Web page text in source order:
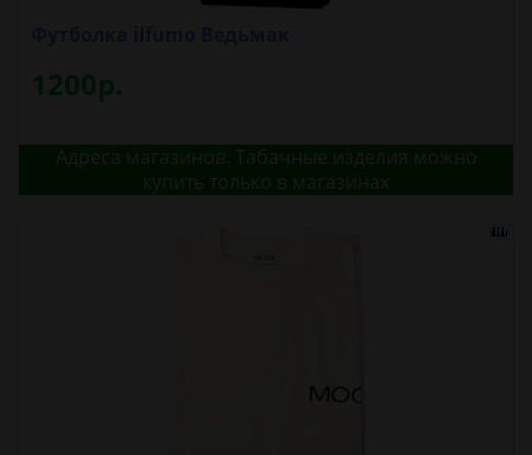
1200р.
Адреса магазинов. Табачные изделия можно
купить только в магазинах